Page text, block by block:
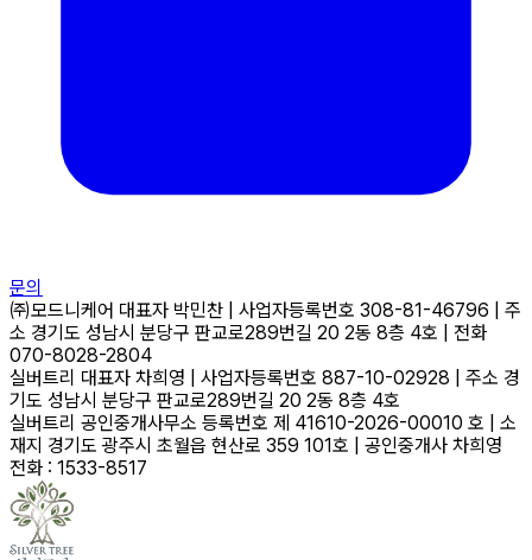
문의
㈜모드니케어 대표자 박민찬 사업자등록번호 308-81-46796
주
소 경기도 성남시 분당구 판교로289번길 20 2동 8층 4호
전화
070-8028-2804
실버트리 대표자 차희영 사업자등록번호 887-10-02928 주소 경
기도 성남시 분당구 판교로289번길 20 2동 8층 4호
실버트리 공인중개사무소 등록번호 제 41610-2026-00010 호
소
재지 경기도 광주시 초월읍 현산로 359 101호 공인중개사 차희영
전화 : 1533-8517